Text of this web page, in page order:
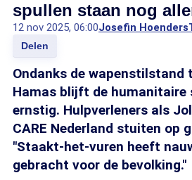
spullen staan nog
12 nov 2025, 06:00Josefin Hoenders
Delen
Ondanks de wapenstilstand
Hamas blijft de humanitaire
ernstig. Hulpverleners als
CARE Nederland stuiten op
"Staakt-het-vuren heeft
gebracht voor de bevolking."